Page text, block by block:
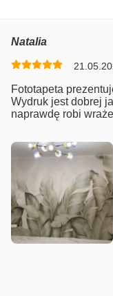
Natalia
Fototapeta
Wydruk jest dobrej
naprawdę robi